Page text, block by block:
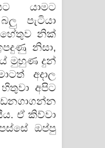
යාමට
පැටියා
නික්‌
නිසා,
මුහුණ දුන්
අදාල
අපිට
ඒ කිව්වා
ඔප්පු